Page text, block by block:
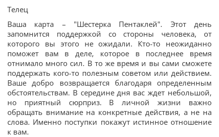
Телец
Ваша карта – "Шестерка Пентаклей". Этот день
запомнится поддержкой со стороны человека, от
которого вы этого не ожидали. Кто-то неожиданно
поможет вам в деле, которое в последнее время
отнимало много сил. В то же время и вы сами сможете
поддержать кого-то полезным советом или действием.
Ваше добро возвращается благодаря определенным
обстоятельствам. В середине дня вас ждет небольшой,
но приятный сюрприз. В личной жизни важно
обращать внимание на конкретные действия, а не на
слова. Именно поступки покажут истинное отношение
к вам.